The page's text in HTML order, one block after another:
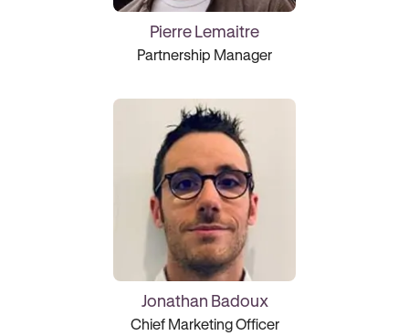
Pierre Lemaitre
Partnership Manager
Jonathan Badoux
Chief Marketing Officer